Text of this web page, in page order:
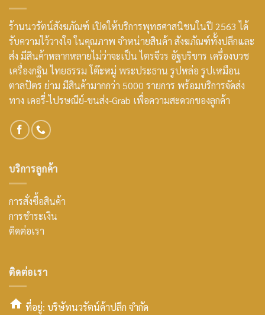
ร้านนวรัตน์สังฆภัณฑ์ เปิดให้บริการพุทธศาสนิชนในปี 2563 ได้
รับความไว้วางใจ ในคุณภาพ จำหน่ายสินค้า สังฆภัณฑ์ทั้งปลีกและ
ส่ง มีสินค้าหลากหลายไม่ว่าจะเป็น ไตรจีวร อัฐบริขาร เครื่องบวช
เครื่องกฐิน ไทยธรรม โต๊ะหมู่ พระประธาน รูปหล่อ รูปเหมือน
ตาลปัตร ย่าม มีสินค้ามากกว่า 5000 รายการ พร้อมบริการจัดส่ง
ทาง เคอรี่-ไปรษณีย์-ขนส่ง-Grab เพื่อความสะดวกของลูกค้า
บริการลูกค้า
การสั่งซื้อสินค้า
การชำระเงิน
ติดต่อเรา
ติดต่อเรา
ที่อยู่: บริษัทนวรัตน์ค้าปลีก จำกัด